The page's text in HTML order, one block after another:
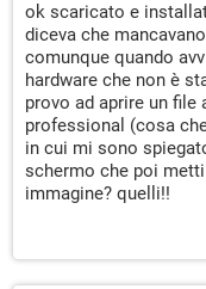
ok scaricato e
diceva che
comunque quando
hardware che non è
provo ad aprire un
professional (cosa
in cui mi sono
schermo che poi
immagine? quelli!!